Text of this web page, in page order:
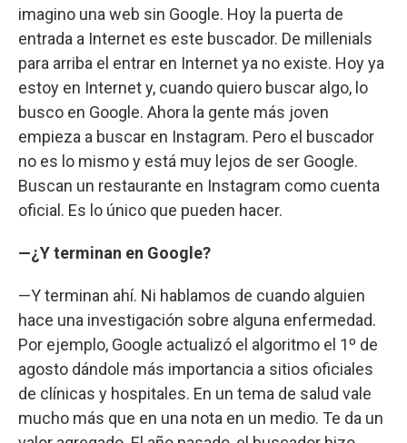
imagino una web sin Google. Hoy la puerta de
entrada a Internet es este buscador. De millenials
para arriba el entrar en Internet ya no existe. Hoy ya
estoy en Internet y, cuando quiero buscar algo, lo
busco en Google. Ahora la gente más joven
empieza a buscar en Instagram. Pero el buscador
no es lo mismo y está muy lejos de ser Google.
Buscan un restaurante en Instagram como cuenta
oficial. Es lo único que pueden hacer.
—¿Y terminan en Google?
—Y terminan ahí. Ni hablamos de cuando alguien
hace una investigación sobre alguna enfermedad.
Por ejemplo, Google actualizó el algoritmo el 1º de
agosto dándole más importancia a sitios oficiales
de clínicas y hospitales. En un tema de salud vale
mucho más que en una nota en un medio. Te da un